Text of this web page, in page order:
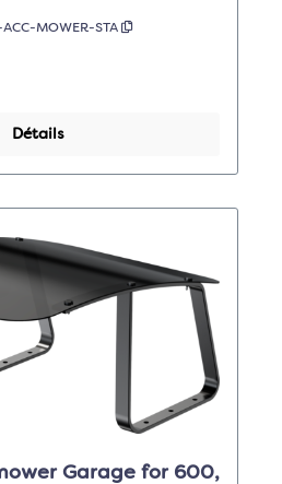
ACC-MOWER-STA
Détails
Garage for 600,